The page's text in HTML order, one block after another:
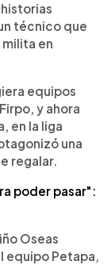
técnico que
en
equipos
y ahora
en la liga
una
regalar.
poder pasar":
Oseas
equipo Petapa,